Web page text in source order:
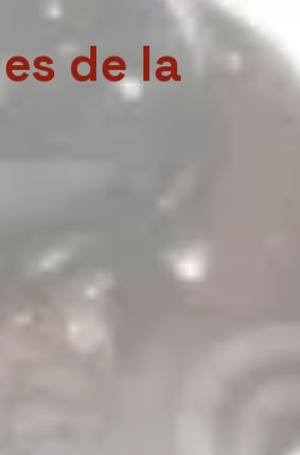
de la